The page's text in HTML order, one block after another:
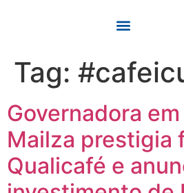
Tag:
Governadora
Mailza prestigia
Qualicafé e